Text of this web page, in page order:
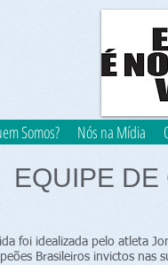
Somos? Nós na Mídia
EQUIPE DE
foi idealizada pelo atleta
Brasileiros invictos